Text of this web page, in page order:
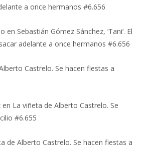
a once hermanos #6.656
en Sebastián Gómez Sánchez, ‘Tani’. El
adelante a once hermanos #6.656
Castrelo. Se hacen fiestas a
en La viñeta de Alberto Castrelo. Se
#6.655
de Alberto Castrelo. Se hacen fiestas a